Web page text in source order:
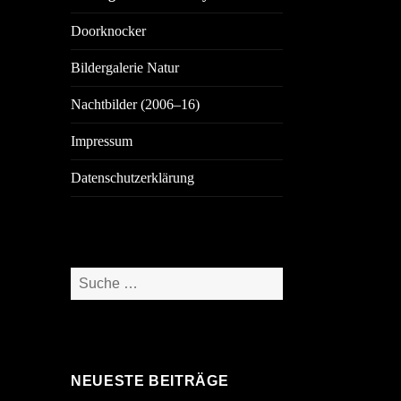
Doorknocker
Bildergalerie Natur
Nachtbilder (2006–16)
Impressum
Datenschutzerklärung
Suche
nach:
NEUESTE BEITRÄGE